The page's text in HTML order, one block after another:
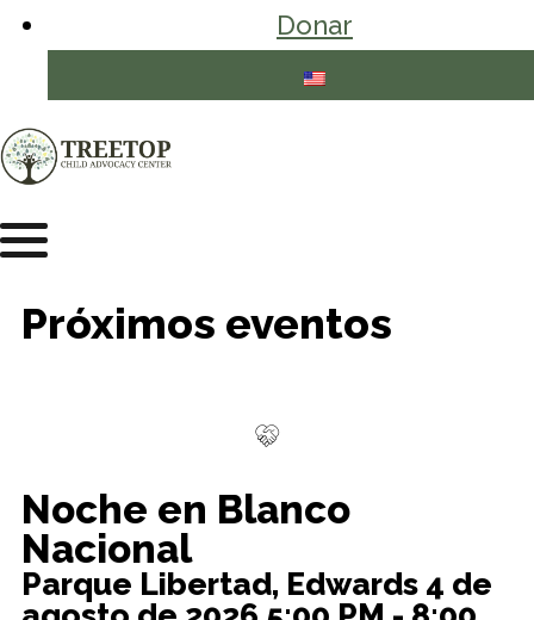
Donar
Próximos eventos
Noche en Blanco
Nacional
Parque Libertad, Edwards4 de